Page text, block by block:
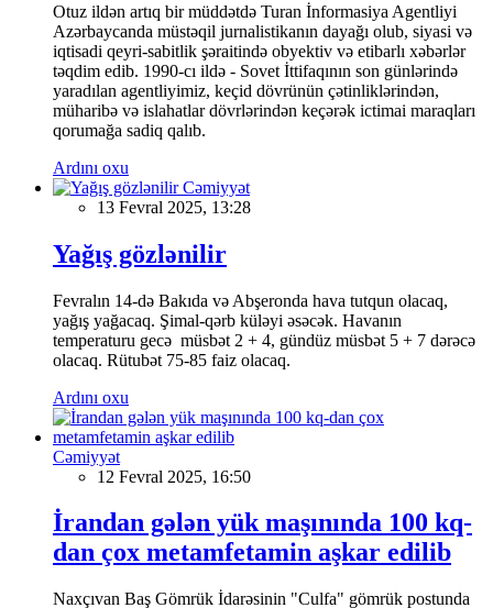
Otuz ildən artıq bir müddətdə Turan İnformasiya Agentliyi
Azərbaycanda müstəqil jurnalistikanın dayağı olub, siyasi və
iqtisadi qeyri-sabitlik şəraitində obyektiv və etibarlı xəbərlər
təqdim edib. 1990-cı ildə - Sovet İttifaqının son günlərində
yaradılan agentliyimiz, keçid dövrünün çətinliklərindən,
müharibə və islahatlar dövrlərindən keçərək ictimai maraqları
qorumağa sadiq qalıb.
Ardını oxu
Cəmiyyət
13 Fevral 2025, 13:28
Yağış gözlənilir
Fevralın 14-də Bakıda və Abşeronda hava tutqun olacaq,
yağış yağacaq. Şimal-qərb küləyi əsəcək. Havanın
temperaturu gecə müsbət 2 + 4, gündüz müsbət 5 + 7 dərəcə
olacaq. Rütubət 75-85 faiz olacaq.
Ardını oxu
Cəmiyyət
12 Fevral 2025, 16:50
İrandan gələn yük maşınında 100 kq-
dan çox metamfetamin aşkar edilib
Naxçıvan Baş Gömrük İdarəsinin "Culfa" gömrük postunda